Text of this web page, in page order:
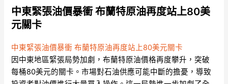
中東緊張油價暴衝 布蘭特原油再度站上80美
元關卡
中東緊張油價暴衝 布蘭特原油再度站上80美元關卡
因中東地區緊張局勢加劇，布蘭特原油價格再度攀升，突破
每桶80美元的關卡。市場對石油供應可能中斷的擔憂，導致